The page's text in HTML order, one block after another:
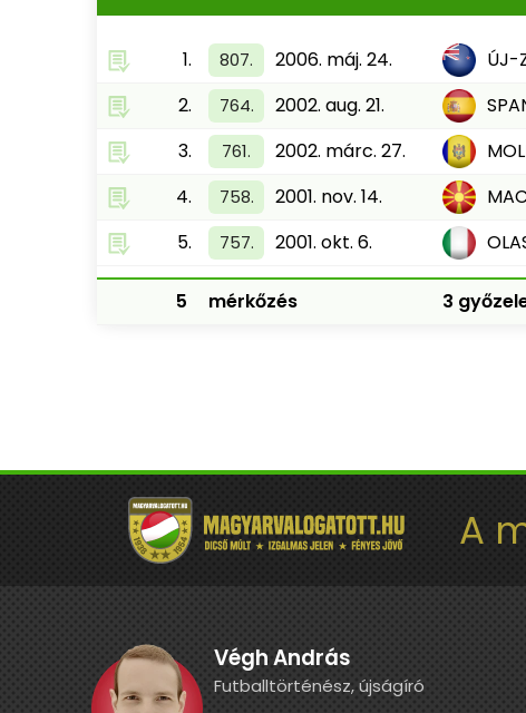
1. 807. 2006. máj. 24. ÚJ-
2.
764. 2002. aug. 21.
3. 761. 2002. márc. 27.
4. 758. 2001. nov. 14.
5. 757. 2001. okt. 6.
5 mérkőzés 3
A
Végh András
Futballtörténész, újságíró